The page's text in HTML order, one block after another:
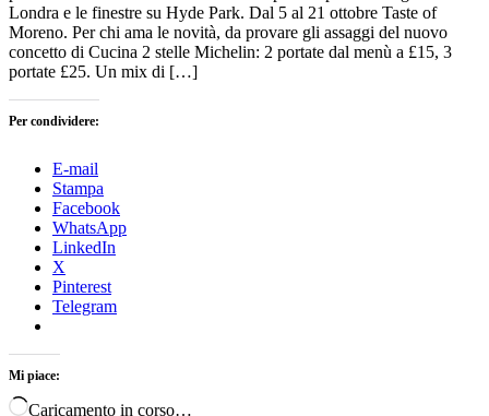
Londra e le finestre su Hyde Park. Dal 5 al 21 ottobre Taste of
Moreno. Per chi ama le novità, da provare gli assaggi del nuovo
concetto di Cucina 2 stelle Michelin: 2 portate dal menù a £15, 3
portate £25. Un mix di […]
Per condividere:
E-mail
Stampa
Facebook
WhatsApp
LinkedIn
X
Pinterest
Telegram
Mi piace:
Caricamento in corso…